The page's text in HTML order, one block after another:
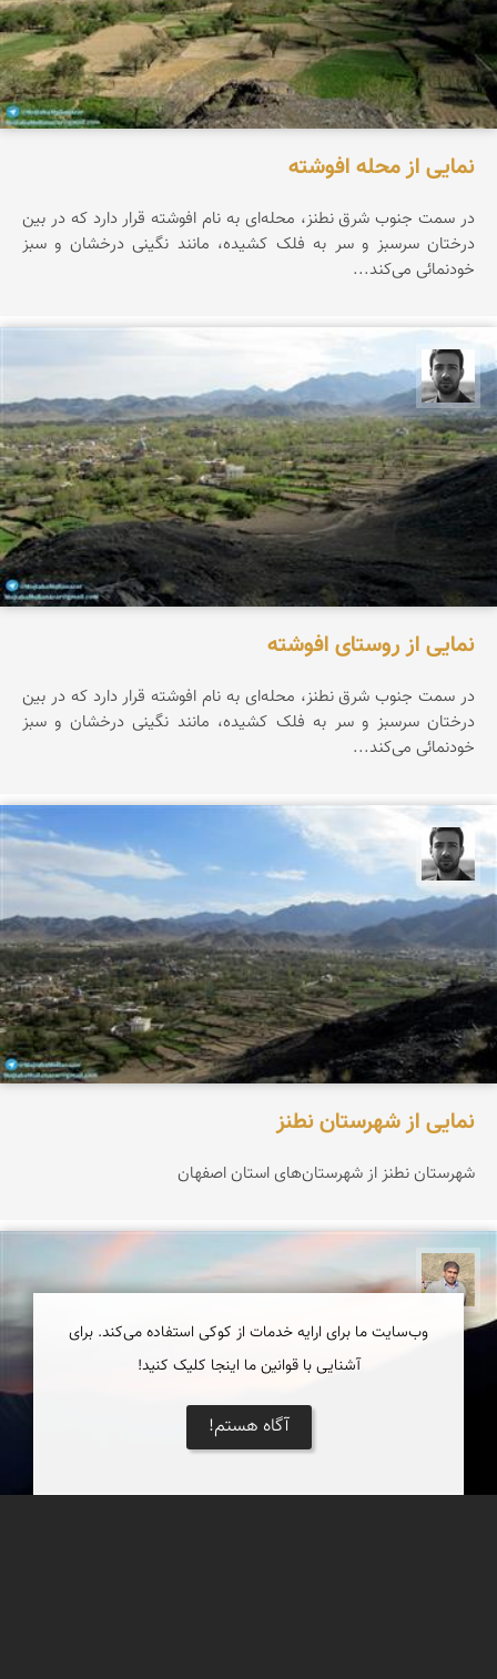
نمایی از محله افوشته
در سمت جنوب شرق نطنز، محله‌ای به نام افوشته قرار دارد که در بین
درختان سرسبز و سر به فلک کشیده، مانند نگینی درخشان و سبز
خودنمائی می‌کند...
مجتبی ملانظر
نمایی از روستای افوشته
در سمت جنوب شرق نطنز، محله‌ای به نام افوشته قرار دارد که در بین
درختان سرسبز و سر به فلک کشیده، مانند نگینی درخشان و سبز
خودنمائی می‌کند...
مجتبی ملانظر
نمایی از شهرستان نطنز
شهرستان نطنز از شهرستان‌های استان اصفهان
محمد غریب معاذی نژاد
وب‌سایت ما برای ارایه خدمات از کوکی استفاده می‌کند. برای
آشنایی با قوانین ما اینجا کلیک کنید!
آگاه هستم!